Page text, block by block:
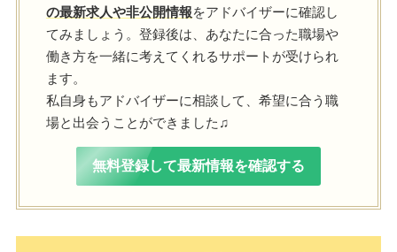
の最新求人や非公開情報をアドバイザーに確認し
てみましょう。登録後は、あなたに合った職場や
働き方を一緒に考えてくれるサポートが受けられ
ます。
私自身もアドバイザーに相談して、希望に合う職
場と出会うことができました♫
無料登録して最新情報を確認する